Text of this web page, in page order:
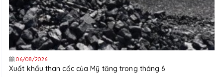
06/08/2026
Xuất khẩu than cốc của Mỹ tăng trong tháng 6